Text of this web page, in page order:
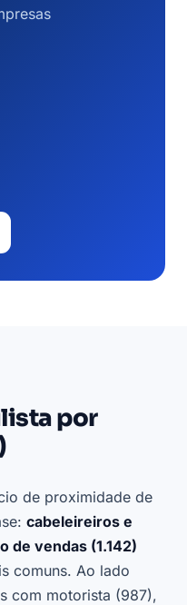
por
de proximidade de
cabeleireiros e
de vendas (1.142)
comuns. Ao lado
com motorista (987),